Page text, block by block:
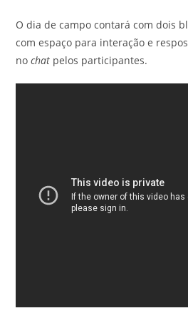
O dia de campo contará com dois
com espaço para interação e
nochat pelos participantes.